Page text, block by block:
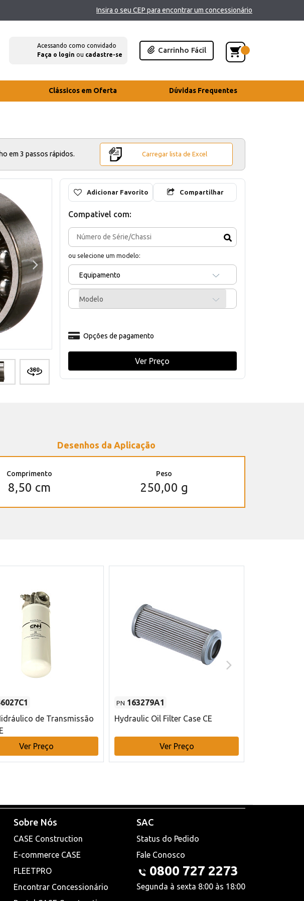
Insira o seu CEP para encontrar um concessionário
Acessando como convidado
Faça o login ou cadastre-se
Carrinho Fácil
Clássicos em Oferta Dúvidas Frequentes
em 3 passos rápidos. Carregar lista de Excel
Adicionar Favorito Compartilhar
Compativel com:
ou selecione um modelo:
Equipamento
Modelo
Opções de pagamento
Ver Preço
Desenhos da Aplicação
Comprimento
8,50 cm
Peso
250,00 g
de Transmissão
Ver Preço
PN 163279A1
Hydraulic Oil Filter Case CE
Ver Preço
Sobre Nós
CASE Construction
E-commerce CASE
FLEETPRO
Encontrar Concessionário
SAC
Status do Pedido
Fale Conosco
0800 727 2273
Segunda à sexta 8:00 às 18:00